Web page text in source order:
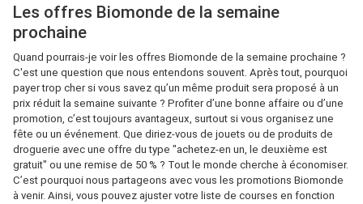
Les offres Biomonde de la semaine
prochaine
Quand pourrais-je voir les offres Biomonde de la semaine prochaine ?
C'est une question que nous entendons souvent. Après tout, pourquoi
payer trop cher si vous savez qu’un même produit sera proposé à un
prix réduit la semaine suivante ? Profiter d’une bonne affaire ou d’une
promotion, c’est toujours avantageux, surtout si vous organisez une
fête ou un événement. Que diriez-vous de jouets ou de produits de
droguerie avec une offre du type "achetez-en un, le deuxième est
gratuit" ou une remise de 50 % ? Tout le monde cherche à économiser.
C’est pourquoi nous partageons avec vous les promotions Biomonde
à venir. Ainsi, vous pouvez ajuster votre liste de courses en fonction